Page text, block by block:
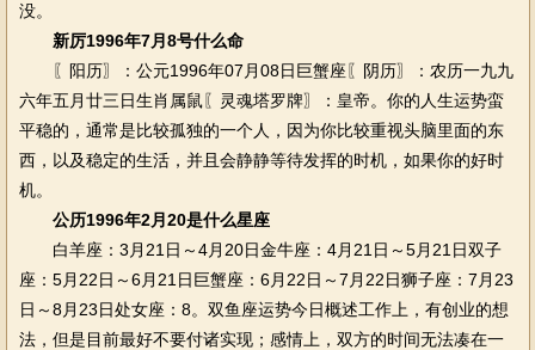
没。
新厉1996年7月8号什么命
〖阳历〗：公元1996年07月08日巨蟹座〖阴历〗：农历一九九
六年五月廿三日生肖属鼠〖灵魂塔罗牌〗：皇帝。你的人生运势蛮
平稳的，通常是比较孤独的一个人，因为你比较重视头脑里面的东
西，以及稳定的生活，并且会静静等待发挥的时机，如果你的好时
机。
公历1996年2月20是什么星座
白羊座：3月21日～4月20日金牛座：4月21日～5月21日双子
座：5月22日～6月21日巨蟹座：6月22日～7月22日狮子座：7月23
日～8月23日处女座：8。双鱼座运势今日概述工作上，有创业的想
法，但是目前最好不要付诸实现；感情上，双方的时间无法凑在一